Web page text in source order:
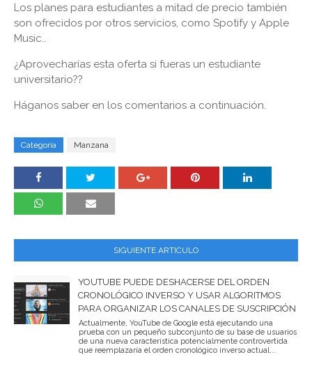
Los planes para estudiantes a mitad de precio también
son ofrecidos por otros servicios, como Spotify y Apple
Music..
¿Aprovecharías esta oferta si fueras un estudiante
universitario??
Háganos saber en los comentarios a continuación.
Categoría Manzana
SIGUIENTE ARTICULO
YOUTUBE PUEDE DESHACERSE DEL ORDEN
CRONOLÓGICO INVERSO Y USAR ALGORITMOS
PARA ORGANIZAR LOS CANALES DE SUSCRIPCIÓN
Actualmente, YouTube de Google está ejecutando una
prueba con un pequeño subconjunto de su base de usuarios
de una nueva característica potencialmente controvertida
que reemplazaría el orden cronológico inverso actual...